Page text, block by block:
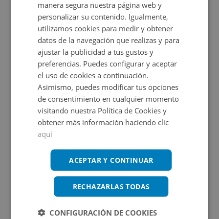
acceso a todos los servicios: supermercados, transporte
público, colegios y zonas verdes. Ideal para jóvenes para
iniciar su emancipación, inversión o como segunda
residencia para escapar del ruido de la ciudad estando a
pocos minutos de Sevilla capital. No dejes pasar esta
información o concertar una visita!
Certificado energético
Calificación de eficiencia energética
en trámite.
Promociones asociadas
Tu sueño comienza aquí
manera segura nuestra página web y
personalizar su contenido. Igualmente,
utilizamos cookies para medir y obtener
datos de la navegación que realizas y para
ajustar la publicidad a tus gustos y
preferencias. Puedes configurar y aceptar
el uso de cookies a continuación.
Asimismo, puedes modificar tus opciones
de consentimiento en cualquier momento
visitando nuestra Política de Cookies y
obtener más información haciendo clic
aquí
ACEPTAR Y CONTINUAR
RECHAZARLAS TODAS
CONFIGURACIÓN DE COOKIES